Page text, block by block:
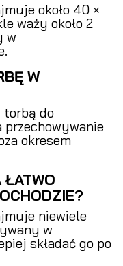
około 40 ×
waży około 2
w
W
torbą do
przechowywanie
okresem
ŁATWO
niewiele
w
składać go po